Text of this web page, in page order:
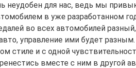
неудобен для нас, ведь мы
в уже разработанном
во всех автомобилей
управление ими будет
стиле и с одной
вместе с ним в другой